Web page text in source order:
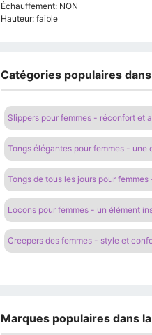
Échauffement: NON
Hauteur: faible
Catégories populaires
Slippers pour femmes - réconfort et
Tongs élégantes pour femmes -
Tongs de tous les jours pour
Locons pour femmes - un élément
Creepers des femmes - style et
Marques populaires dans